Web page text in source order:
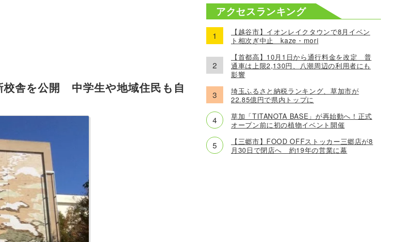
校舎を公開 中学生や地域住民も自
アクセスランキング
【越谷市】イオンレイクタウンで8月イベン
ト相次ぎ中止 kaze・mori
【首都高】10月1日から通行料金を改定 普
通車は上限2,130円、八潮周辺の利用者にも
影響
埼玉ふるさと納税ランキング、草加市が
22.85億円で県内トップに
草加「TITANOTA BASE」が再始動へ！正式
オープン前に初の植物イベント開催
【三郷市】FOOD OFFストッカー三郷店が8
月30日で閉店へ 約19年の営業に幕